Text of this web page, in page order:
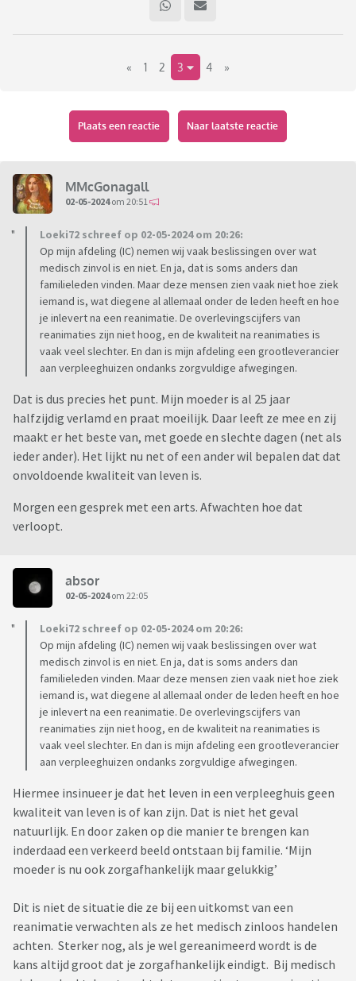
Wij denken juist dat als ze wel wat voedingsstoffen krijgt, ze
vanzelf weer meer kracht krijgt om te gaan eten en ze heeft
zelf onlangs nog aangegeven dat ze wél gereanimeerd wil
maar heeft een patiënt dan niet zelf zeggenschap over wat
hij wil laten doen?
« 1 2 3 4 »
Plaats een reactie Naar laatste reactie
MMcGonagall
02-05-2024om 20:51
Loeki72 schreef op 02-05-2024 om 20:26:
Op mijn afdeling (IC) nemen wij vaak beslissingen over wat
medisch zinvol is en niet. En ja, dat is soms anders dan
familieleden vinden. Maar deze mensen zien vaak niet hoe ziek
iemand is, wat diegene al allemaal onder de leden heeft en hoe
je inlevert na een reanimatie. De overlevingscijfers van
reanimaties zijn niet hoog, en de kwaliteit na reanimaties is
vaak veel slechter. En dan is mijn afdeling een grootleverancier
aan verpleeghuizen ondanks zorgvuldige afwegingen.
Dat is dus precies het punt. Mijn moeder is al 25 jaar
halfzijdig verlamd en praat moeilijk. Daar leeft ze mee en zij
maakt er het beste van, met goede en slechte dagen (net als
ieder ander). Het lijkt nu net of een ander wil bepalen dat dat
onvoldoende kwaliteit van leven is.
Morgen een gesprek met een arts. Afwachten hoe dat
verloopt.
absor
02-05-2024om 22:05
Loeki72 schreef op 02-05-2024 om 20:26:
Op mijn afdeling (IC) nemen wij vaak beslissingen over wat
medisch zinvol is en niet. En ja, dat is soms anders dan
familieleden vinden. Maar deze mensen zien vaak niet hoe ziek
iemand is, wat diegene al allemaal onder de leden heeft en hoe
je inlevert na een reanimatie. De overlevingscijfers van
reanimaties zijn niet hoog, en de kwaliteit na reanimaties is
vaak veel slechter. En dan is mijn afdeling een grootleverancier
aan verpleeghuizen ondanks zorgvuldige afwegingen.
Hiermee insinueer je dat het leven in een verpleeghuis geen
kwaliteit van leven is of kan zijn. Dat is niet het geval
natuurlijk. En door zaken op die manier te brengen kan
inderdaad een verkeerd beeld ontstaan bij familie. ‘Mijn
moeder is nu ook zorgafhankelijk maar gelukkig’
Dit is niet de situatie die ze bij een uitkomst van een
reanimatie verwachten als ze het medisch zinloos handelen
achten. Sterker nog, als je wel gereanimeerd wordt is de
kans altijd groot dat je zorgafhankelijk eindigt. Bij medisch